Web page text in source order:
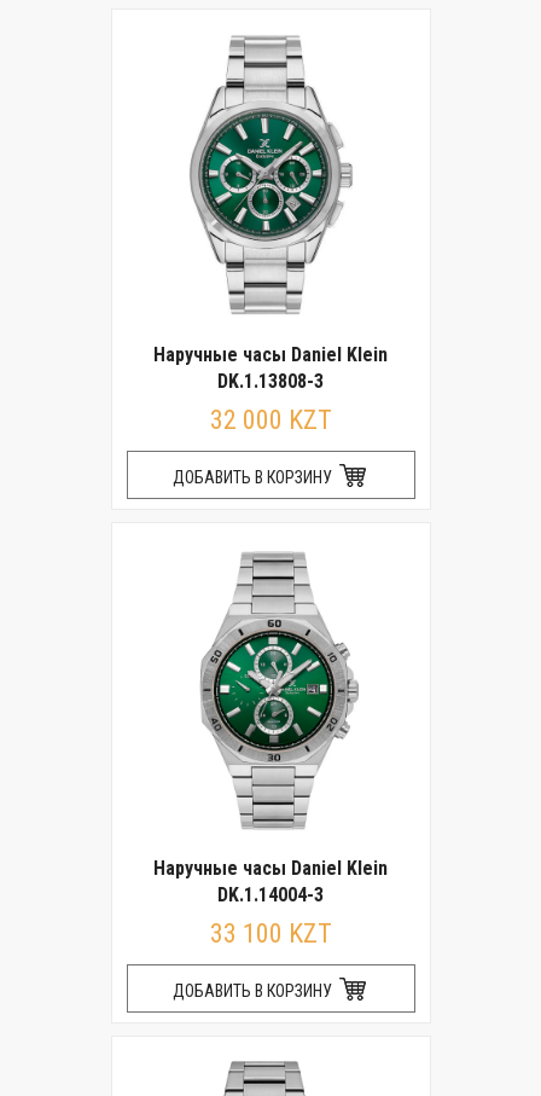
Наручные часы Daniel Klein
DK.1.13808-3
32 000 KZT
ДОБАВИТЬ В КОРЗИНУ
Наручные часы Daniel Klein
DK.1.14004-3
33 100 KZT
ДОБАВИТЬ В КОРЗИНУ